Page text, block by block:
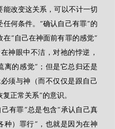
能改变这关系，可以不计一切
任何条件。“确认自己有罪”的
在“自己在神面前有罪的感觉”
神眼中不洁，对祂的悖逆，
离的感觉”；但是它总归还是
须与神（而不仅仅是跟自己
正常关系”的意识。
种）罪行”，也就是因为在神